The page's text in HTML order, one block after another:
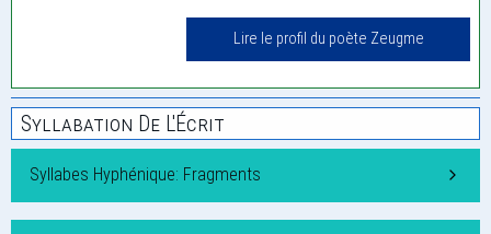
Lire le profil du poète Zeugme
Syllabation De L'Écrit
Syllabes Hyphénique: Fragments